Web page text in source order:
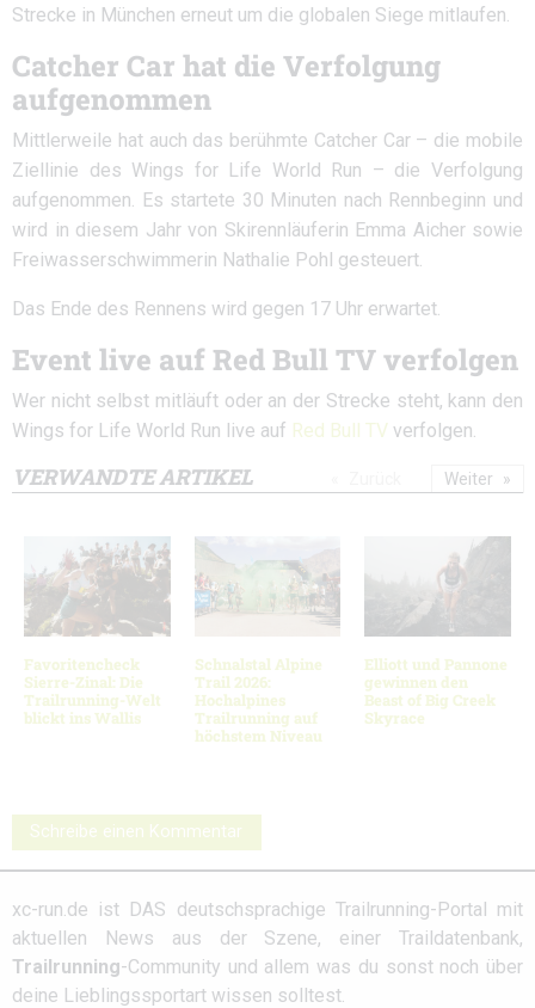
Strecke in München erneut um die globalen Siege mitlaufen.
Catcher Car hat die Verfolgung
aufgenommen
Mittlerweile hat auch das berühmte Catcher Car – die mobile
Ziellinie des Wings for Life World Run – die Verfolgung
aufgenommen. Es startete 30 Minuten nach Rennbeginn und
wird in diesem Jahr von Skirennläuferin Emma Aichersowie
Freiwasserschwimmerin Nathalie Pohl gesteuert.
Das Ende des Rennens wird gegen 17 Uhr erwartet.
Event live auf Red Bull TV verfolgen
Wer nicht selbst mitläuft oder an der Strecke steht, kann den
Wings for Life World Run live auf Red Bull TV verfolgen.
VERWANDTE ARTIKEL
Favoritencheck
Sierre-Zinal: Die
Trailrunning-Welt
blickt ins Wallis
Schnalstal Alpine
Trail 2026:
Hochalpines
Trailrunning auf
höchstem Niveau
Elliott und Pannone
gewinnen den
Beast of Big Creek
Skyrace
Weiter
Schreibe einen Kommentar
xc-run.de ist DAS deutschsprachige Trailrunning-Portal mit
aktuellen News aus der Szene, einer Traildatenbank,
Trailrunning-Community und allem was du sonst noch über
deine Lieblingssportart wissen solltest.